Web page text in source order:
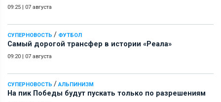
09:25 07 августа
СУПЕРНОВОСТЬ / ФУТБОЛ
Самый дорогой трансфер в истории «Реала»
09:20 07 августа
СУПЕРНОВОСТЬ /АЛЬПИНИЗМ
На пик Победы будут пускать только по разрешениям